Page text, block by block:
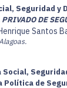
Seguridad y
DE
Santos
de